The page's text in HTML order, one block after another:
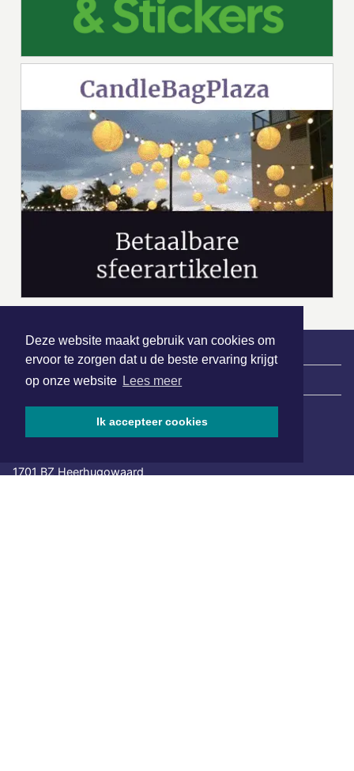
Deze website maakt gebruik van cookies om
ervoor te zorgen dat u de beste ervaring krijgt
op onze website Lees meer
Ik accepteer cookies
| Nieuws | Sport | Evenementen
Hoofdvestiging:
1701 BZ Heerhugowaard